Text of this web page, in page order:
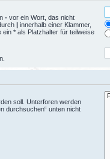
- vor ein Wort, das nicht
| innerhalb einer Klammer,
* als Platzhalter für teilweise
soll. Unterforen werden
durchsuchen“ unten nicht